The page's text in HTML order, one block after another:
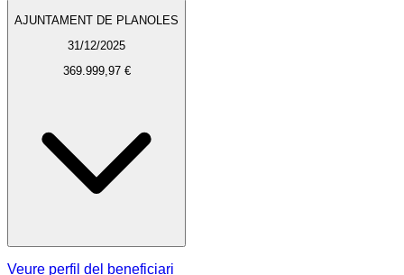
AJUNTAMENT DE PLANOLES
31/12/2025
369.999,97 €
Veure perfil del beneficiari